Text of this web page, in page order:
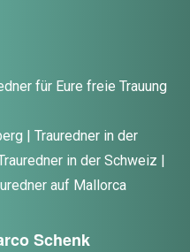
für Eure freie Trauung
| Trauredner in der
in der Schweiz |
auf Mallorca
Schenk